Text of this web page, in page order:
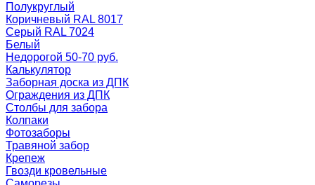
Полукруглый
Коричневый RAL 8017
Серый RAL 7024
Белый
Недорогой 50-70 руб.
Калькулятор
Заборная доска из ДПК
Ограждения из ДПК
Столбы для забора
Колпаки
Фотозаборы
Травяной забор
Крепеж
Гвозди кровельные